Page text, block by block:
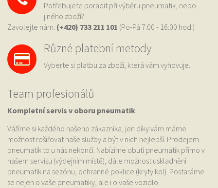
Potřebujete poradit při výběru pneumatik, nebo
jiného zboží?
Zavolejte nám: (+420) 733 211 101 (Po-Pá 7:00 - 16:00 hod.)
Různé platební metody
Vyberte si platbu za zboží, která vám vyhovuje.
Team profesionálů
Kompletní servis v oboru pneumatik
Vážíme si každého našeho zákazníka, jen díky vám máme
možnost rošiřovat naše služby a být v nich nejlepší. Prodejem
pneumatik to u nás nekončí. Nabízíme obutí pneumatik přímo v
našem servisu (výdejním místě), dále možnost uskladnění
pneumatik na sezónu, ochranné poklice (kryty kol). Postaráme
se nejen o vaše pneumatiky, ale i o vaše vozidlo.